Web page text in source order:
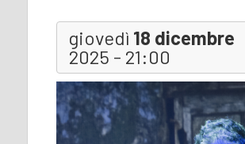
giovedì 18 dicembre
2025 - 21:00